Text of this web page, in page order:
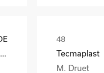
Tecmaplast
M. Druet